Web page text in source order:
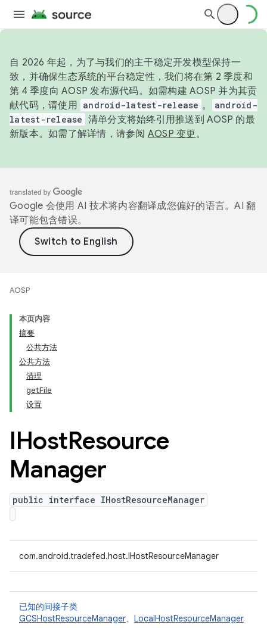
自 2026 年起，为了与我们的主干稳定开发模型保持一
致，并确保生态系统的平台稳定性，我们将在第 2 季度和
第 4 季度向 AOSP 发布源代码。如需构建 AOSP 并为其贡
献代码，请使用 android-latest-release 。
android-
latest-release 清单分支将始终引用推送到 AOSP 的最
新版本。如需了解详情，请参阅 AOSP 变更。
Google 会使用 AI 技术将内容翻译成您偏好的语言。AI 翻
译可能包含错误。
AOSP
本页内容
摘要
公共方法
公共方法
清理
getFile
设置
IHostResource
Manager
public interface IHostResourceManager
com.android.tradefed.host.IHostResourceManager
已知的间接子类
GCSHostResourceManager、 LocalHostResourceManager